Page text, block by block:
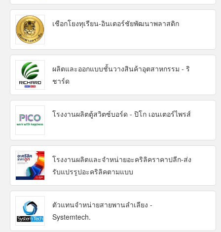
เชือกโยงทุเรียน-อินเตอร์ชัยพัฒนาพลาสติก
ผลิตและออกแบบชั้นวางสินค้าอุตสาหกรรม - ริ
ชาร์ด
โรงงานผลิตตู้สวิตซ์บอร์ด - ปิโก เอนเตอร์ไพรส์
โรงงานผลิตและจำหน่ายอะคริลิคราคาปลีก-ส่ง
รับแปรรูปอะคริลิคตามแบบ
ตัวแทนจำหน่ายสายพานลำเลียง -
Systemtech.